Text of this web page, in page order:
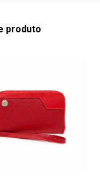
produto